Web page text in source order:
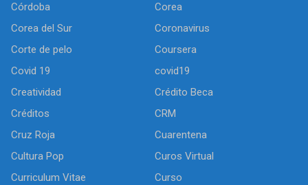
Córdoba
Corea
Corea del Sur
Coronavirus
Corte de pelo
Coursera
Covid 19
covid19
Creatividad
Crédito Beca
Créditos
CRM
Cruz Roja
Cuarentena
Cultura Pop
Curos Virtual
Curriculum Vitae
Curso